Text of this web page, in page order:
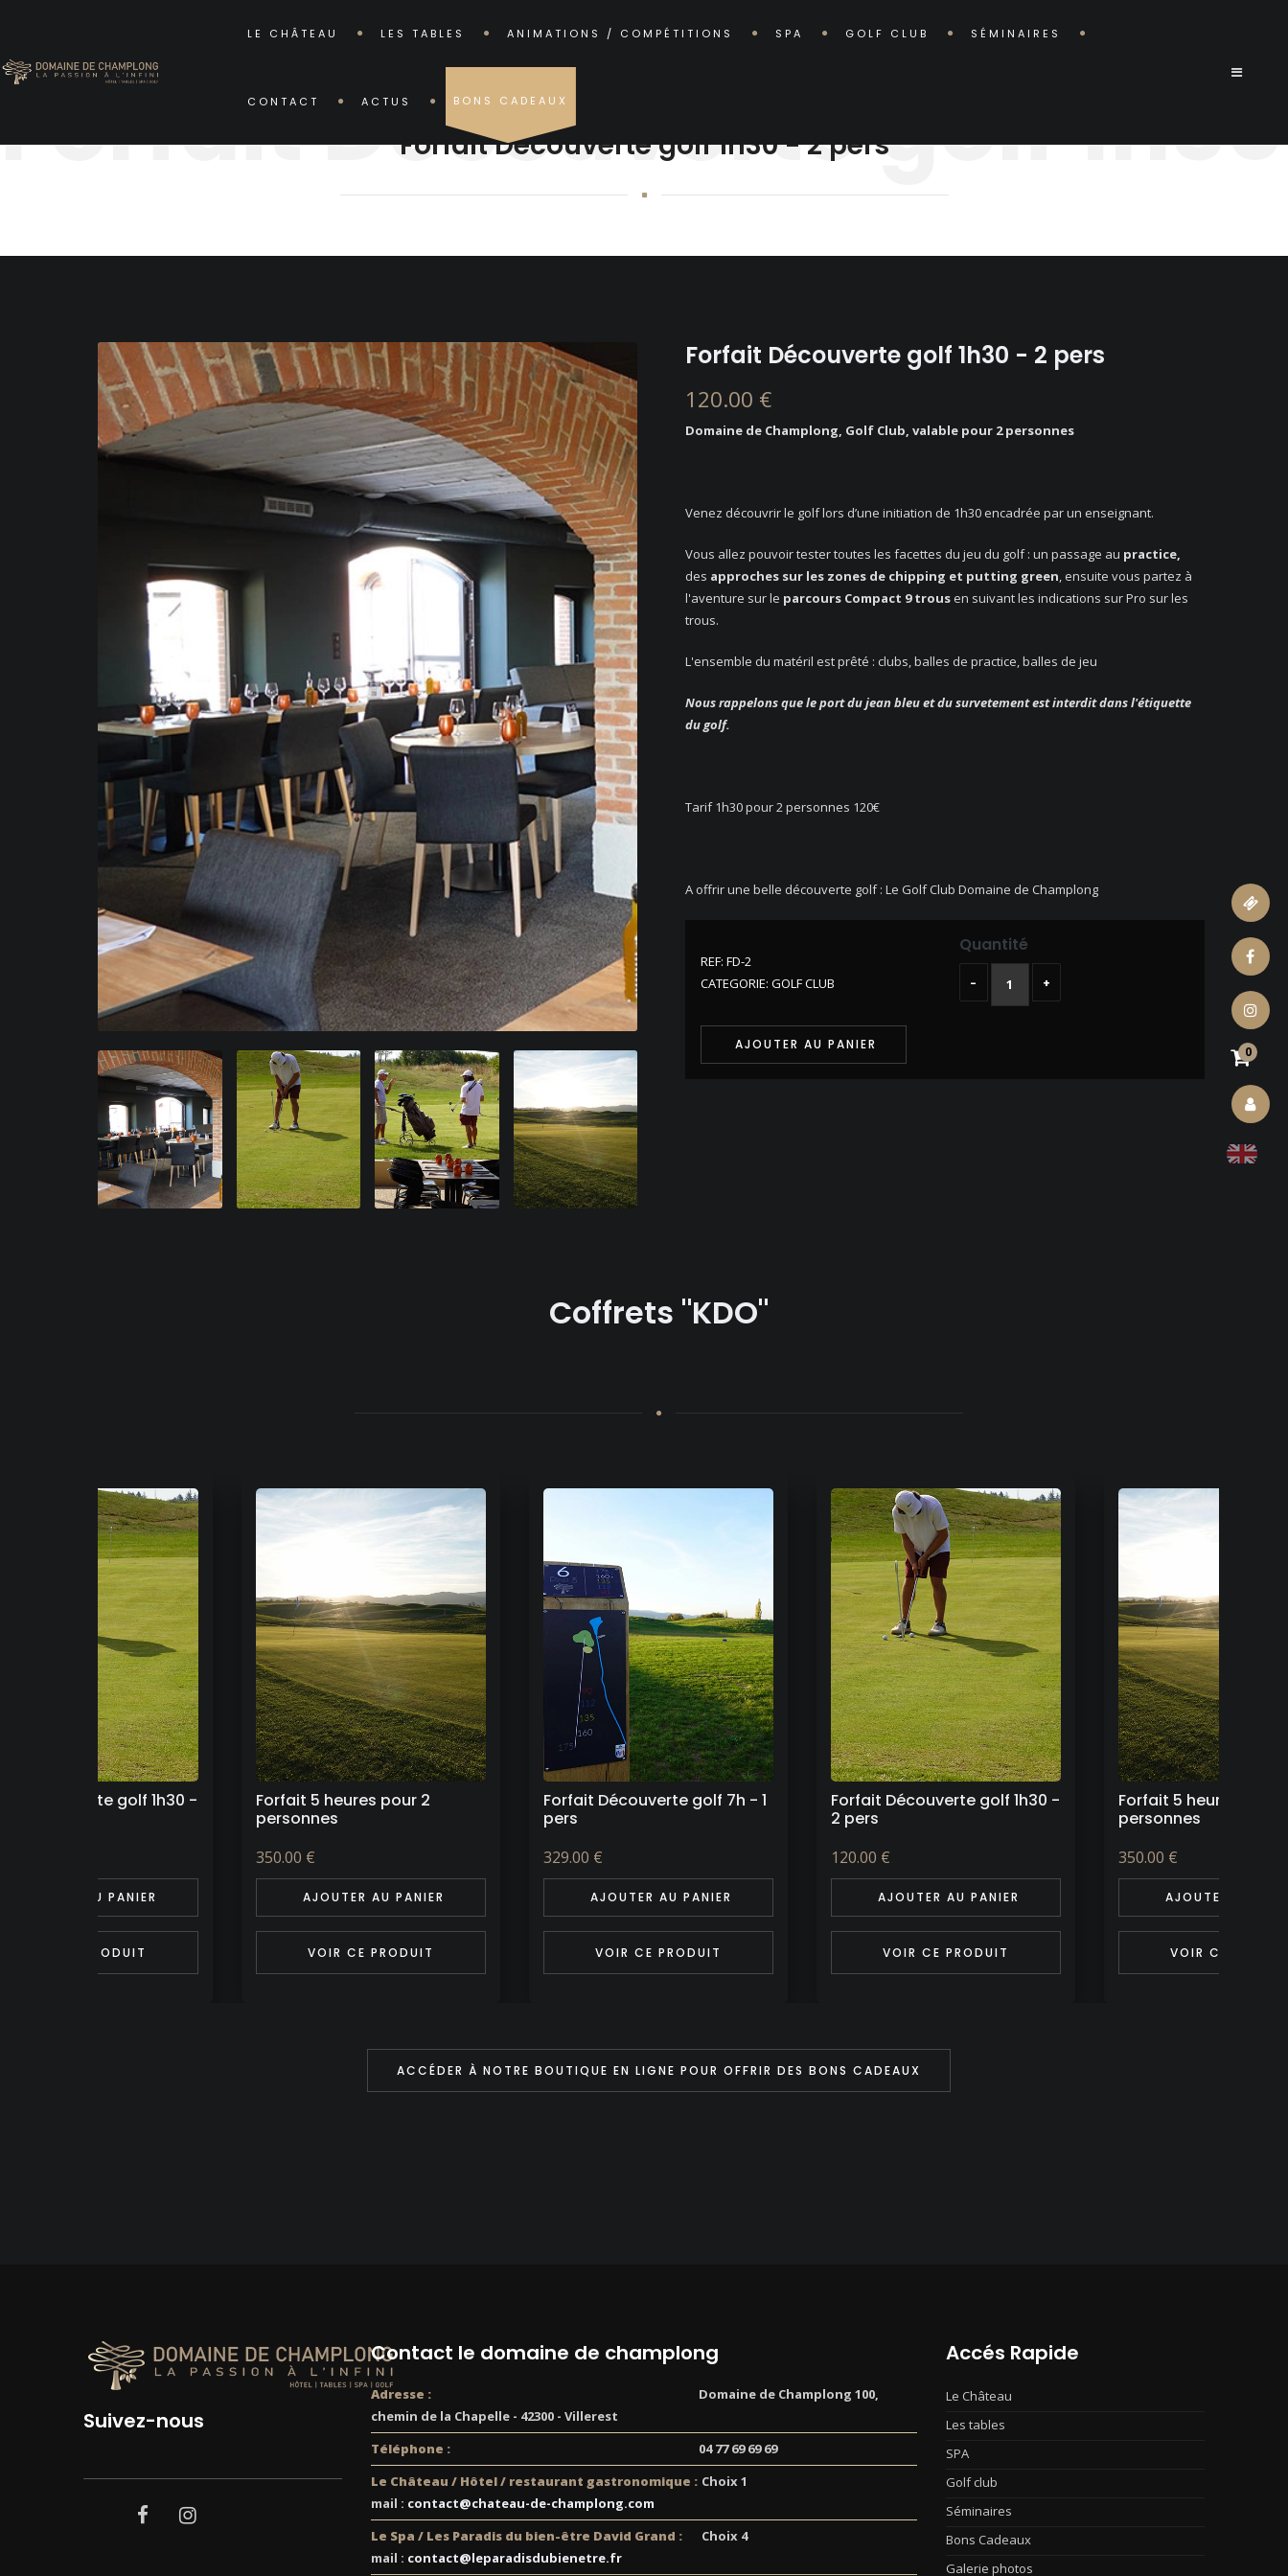
LE CHÂTEAU LES TABLES ANIMATIONS / COMPÉTITIONS SPA GOLF CLUB SÉMINAIRES
CONTACT ACTUS BONS CADEAUX
Forfait Découverte golf
Forfait Découverte golf 1h30 - 2 pers
Forfait Découverte golf 1h30 - 2 pers
120.00 €
Domaine de Champlong, Golf Club, valable pour 2 personnes
Venez découvrir le golf lors d’une initiation de 1h30 encadrée par un enseignant.
Vous allez pouvoir tester toutes les facettes du jeu du golf : un passage au practice,
des approches sur les zones de chipping et putting green, ensuite vous partez à
l'aventure sur le parcours Compact 9 trousen suivant les indications sur Pro sur les
trous.
L'ensemble du matéril est prêté : clubs, balles de practice, balles de jeu
Nous rappelons que le port du jean bleu et du survetement est interdit dans l'étiquette
du golf.
Tarif 1h30 pour 2 personnes 120€
A offrir une belle découverte golf : Le Golf Club Domaine de Champlong
REF: FD-2
CATEGORIE: GOLF CLUB
Quantité
– +
AJOUTER AU PANIER
Coffrets "KDO"
5 heures pour 2
AJOUTER AU PANIER
VOIR CE PRODUIT
Forfait Découverte golf 7h - 1
pers
329.00 €
AJOUTER AU PANIER
VOIR CE PRODUIT
Forfait Découverte golf 1h30 -
2 pers
120.00 €
AJOUTER AU PANIER
VOIR CE PRODUIT
Forfait 5 heures pour 2
personnes
350.00 €
AJOUTER AU PANIER
VOIR CE PRODUIT
Forfait Découverte
pers
329.00 €
AJOUTER AU
VOIR CE
ACCÉDER À NOTRE BOUTIQUE EN LIGNE POUR OFFRIR DES BONS CADEAUX
Suivez-nous
facebook
Contact le domaine de champlong
Adresse :
Domaine de Champlong 100,
chemin de la Chapelle - 42300 - Villerest
Téléphone :
04 77 69 69 69
Le Château / Hôtel / restaurant gastronomique : Choix 1
mail : contact@chateau-de-champlong.com
Le Spa / Les Paradis du bien-être David Grand :
Choix 4
mail : contact@leparadisdubienetre.fr
Accés Rapide
Le Château
Les tables
SPA
Golf club
Séminaires
Bons Cadeaux
Galerie photos
ticket
facebook
instagram
0
account